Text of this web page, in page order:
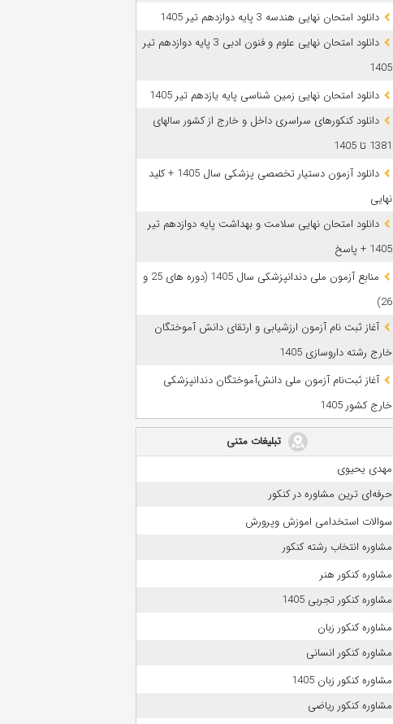
دانلود امتحان نهایی هندسه 3 پایه دوازدهم تیر 1405
دانلود امتحان نهایی علوم و فنون ادبی 3 پایه دوازدهم تیر
1405
دانلود امتحان نهایی زمین شناسی پایه یازدهم تیر 1405
دانلود کنکورهای سراسری داخل و خارج از کشور سالهای
1381 تا 1405
دانلود آزمون دستیار تخصصی پزشکی سال 1405 + کلید
نهایی
دانلود امتحان نهایی سلامت و بهداشت پایه دوازدهم تیر
1405 + پاسخ
ﻣﻨﺎﺑﻊ آزﻣﻮن ﻣﻠﯽ دندانپزشکی سال 1405 (دوره های 25 و
26)
آغاز ثبت نام آزمون‌ ارزشیابی و ارتقای دانش آموختگان
خارج رشته داروسازی 1405
آغاز ثبت‌نام آزمون ملی دانش‌آموختگان دندانپزشکی
خارج کشور 1405
تبلیغات متنی
مهدی یحیوی
حرفه‌ای ترین مشاوره در کنکور
سوالات استخدامی اموزش وپرورش
مشاوره انتخاب رشته کنکور
مشاوره کنکور هنر
مشاوره کنکور تجربی 1405
مشاوره کنکور زبان
مشاوره کنکور انسانی
مشاوره کنکور زبان 1405
مشاوره کنکور ریاضی